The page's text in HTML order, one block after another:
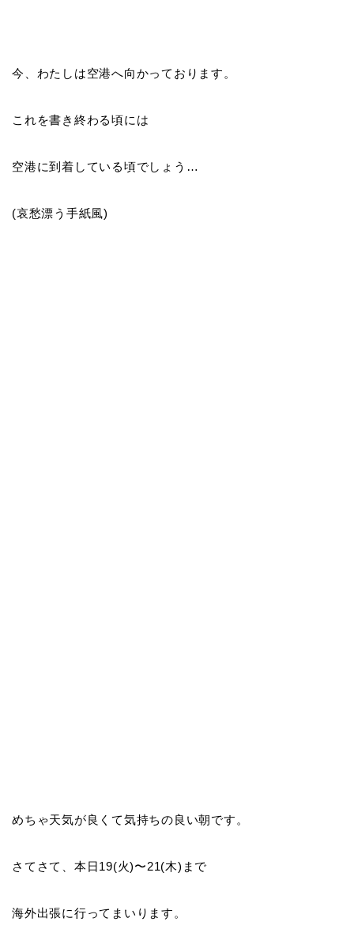
今、わたしは空港へ向かっております。
これを書き終わる頃には
空港に到着している頃でしょう…
(哀愁漂う手紙風)
めちゃ天気が良くて気持ちの良い朝です。
さてさて、本日19(火)〜21(木)まで
海外出張に行ってまいります。